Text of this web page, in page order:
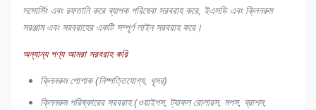
6001
ক্লিনরুম
ওয়াইপার
একক
বুনন
/ ㎡
সসোর্সিং এবং রফতানি করে ব্যাপক পরিষেবা সরবরাহ করে, ইএসডি এবং ক্লিনরুম
সরঞ্জাম এবং সরবরাহের একটি সম্পূর্ণ লাইন সরবরাহ করে।
অন্যান্য পণ্য আমরা সরবরাহ করি
ক্লিনরুম পোশাক (নিষ্পত্তিযোগ্য, ধূসর)
ক্লিনরুম পরিষ্কারের সরবরাহ (ওয়াইপস, ট্যাকল রোলারস, মপস, ব্রাশস,